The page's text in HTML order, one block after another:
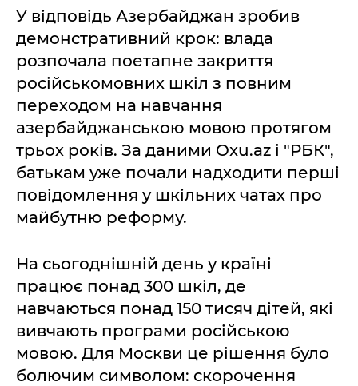
У відповідь Азербайджан зробив
демонстративний крок: влада
розпочала поетапне закриття
російськомовних шкіл з повним
переходом на навчання
азербайджанською мовою протягом
трьох років. За даними Oxu.az і "РБК",
батькам уже почали надходити перші
повідомлення у шкільних чатах про
майбутню реформу.
На сьогоднішній день у країні
працює понад 300 шкіл, де
навчаються понад 150 тисяч дітей, які
вивчають програми російською
мовою. Для Москви це рішення було
болючим символом: скорочення